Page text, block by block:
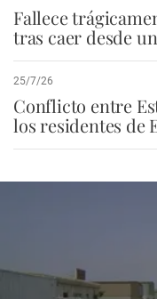
Fallece
tras caer desde
25/7/26
Conflicto entre
los residentes de